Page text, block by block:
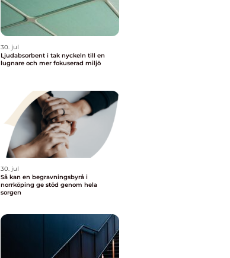
30. jul
Ljudabsorbent i tak nyckeln till en
lugnare och mer fokuserad miljö
30. jul
Så kan en begravningsbyrå i
norrköping ge stöd genom hela
sorgen